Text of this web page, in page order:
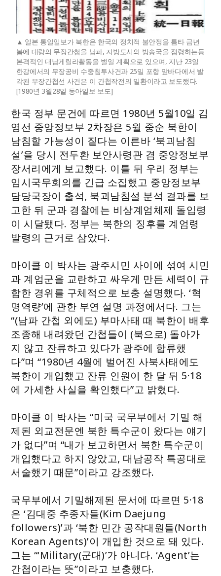
일본 통일일보가 북한은 한국의 정치적 불안정을 틈타 금년
봄에 대량의 무장간첩을 남파, 지방도시의 방송국을 점령하는등
본격적인 대남게릴라활동을 벌일 계획으로 있으며, 지난 23일
한강에서의 무장공비 수중침투사건과 25일 포항 앞바다에서 발
각된 무장간첩선 사건은 이 간첩작전의 일환이라고 보도했다.
[1980년 3월28일 동아일보 보도]
한국 정부 문건에 따르면 1980년 5월10일 김
영선 중앙정보부 2차장은 5월 중순 북한이
남침할 가능성이 짙다는 이른바 ‘북괴남침
설’을 당시 전두환 보안사령관 겸 중앙정보부
장서리에게 보고했다. 이틀 뒤 우리 정부는
임시국무회의를 긴급 소집했고 중앙정보부
담당국장이 출석, 북괴남침설 분석 결과를 보
고한 뒤 군과 경찰에는 비상계엄체제 돌입령
이 시달됐다. 정부는 북한의 징후를 계엄령
발령의 근거로 삼았다.
마이클 이 박사는 광주시민 사이에 섞여 시민
과 계엄군을 교란하고 싸우게 만든 세력이 규
합한 경위를 구체적으로 보충 설명했다. ‘혁
명역량’에 관한 부연 설명 과정에서다. 그는
“(남파 간첩 외에도) 부마사태 때 북한이 배후
조종해 내려왔던 간첩들이 (북으로) 돌아가
지 않고 잔류하고 있다가 광주에 합류했
다”며 “1980년 4월에 벌어진 사북사태에도
북한이 개입했고 잔류 인원이 한 달 뒤 5·18
에 가세한 사실을 확인했다”고 밝혔다.
마이클 이 박사는 “미국 국무부에서 기밀 해
제된 외교전문엔 북한 특수군이 왔다는 얘기
가 없다”며 “내가 보고하면서 북한 특수군이
개입했다고 하지 않았고, 대남공작 특공대로
서술했기 때문”이라고 강조했다.
국무부에서 기밀해제된 문서에 따르면 5·18
은 ‘김대중 추종자들(Kim Daejung
followers)’과 ‘북한 민간 공작대원들(North
Korean Agents)’이 개입한 것으로 돼 있다.
그는 “‘Military(군대)’가 아니다. ‘Agent’는
간첩이라는 뜻”이라고 보충했다.